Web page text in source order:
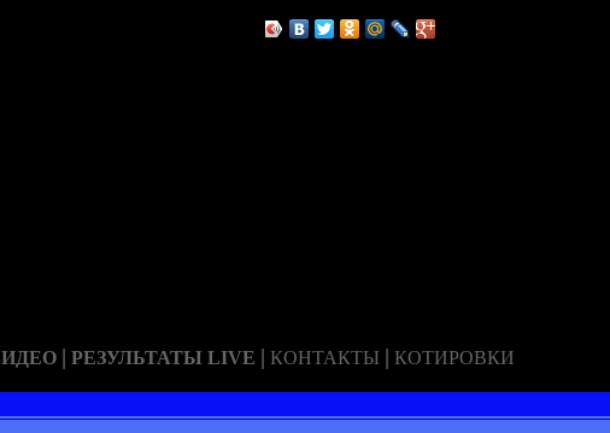
| РЕЗУЛЬТАТЫ LIVE | КОНТАКТЫ | КОТИРОВКИ